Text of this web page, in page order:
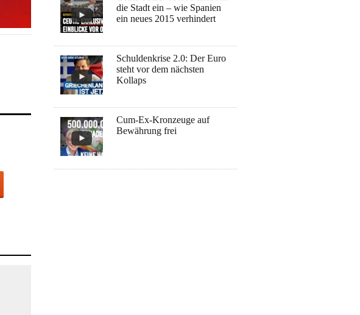
die Stadt ein – wie Spanien
ein neues 2015 verhindert
Schuldenkrise 2.0: Der Euro
steht vor dem nächsten
Kollaps
Cum-Ex-Kronzeuge auf
Bewährung frei